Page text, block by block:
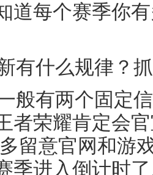
道每个赛季你
有什么规律？
般有两个固定
者荣耀肯定会
留意官网和游
季进入倒计时